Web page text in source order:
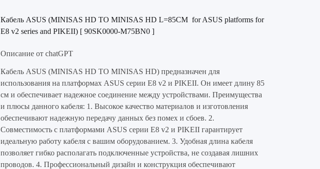
Кабель ASUS (MINISAS HD TO MINISAS HD L=85CM for ASUS platforms for
E8 v2 series and PIKEII) [ 90SK0000-M75BN0 ]
Описание от chatGPT
Кабель ASUS (MINISAS HD TO MINISAS HD) предназначен для
использования на платформах ASUS серии E8 v2 и PIKEII. Он имеет длину 85
см и обеспечивает надежное соединение между устройствами. Преимущества
и плюсы данного кабеля: 1. Высокое качество материалов и изготовления
обеспечивают надежную передачу данных без помех и сбоев. 2.
Совместимость с платформами ASUS серии E8 v2 и PIKEII гарантирует
идеальную работу кабеля с вашим оборудованием. 3. Удобная длина кабеля
позволяет гибко располагать подключенные устройства, не создавая лишних
проводов. 4. Профессиональный дизайн и конструкция обеспечивают